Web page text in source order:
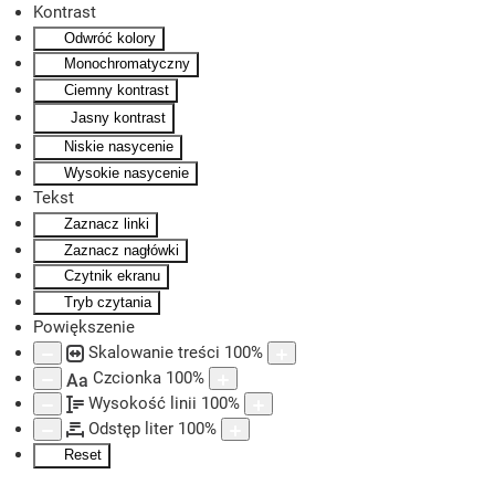
Kontrast
Odwróć kolory
Monochromatyczny
Ciemny kontrast
Jasny kontrast
Niskie nasycenie
Wysokie nasycenie
Tekst
Zaznacz linki
Zaznacz nagłówki
Czytnik ekranu
Tryb czytania
Powiększenie
Skalowanie treści 100%
Aa Czcionka 100%
Wysokość linii 100%
Odstęp liter 100%
Reset
Skip to main content